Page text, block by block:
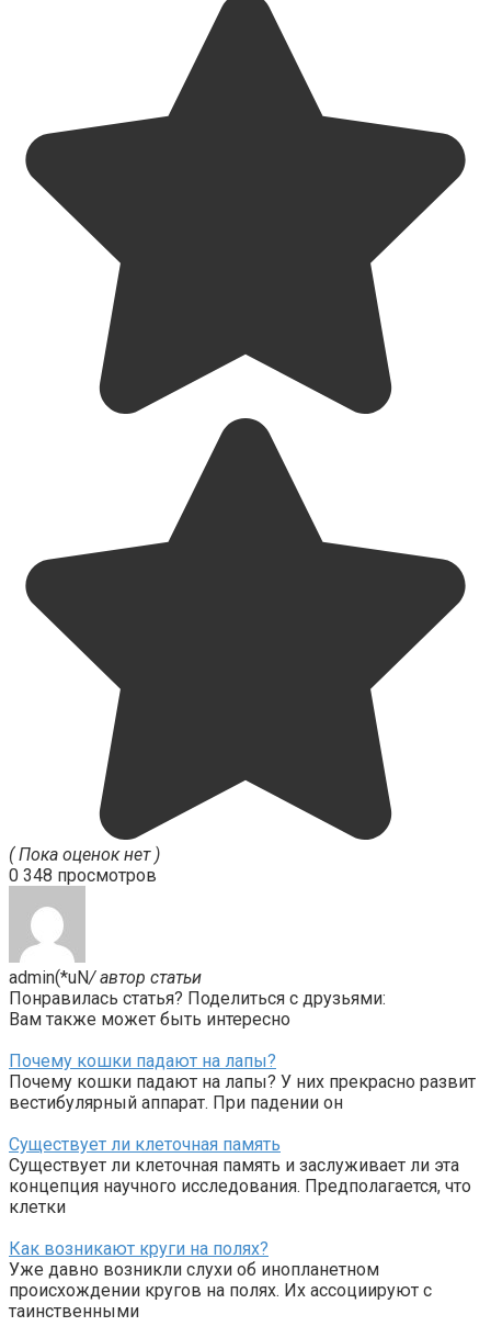
( Пока оценок нет )
0 348 просмотров
admin(*uN/ автор статьи
Понравилась статья? Поделиться с друзьями:
Вам также может быть интересно
Почему кошки падают на лапы?
Почему кошки падают на лапы? У них прекрасно развит
вестибулярный аппарат. При падении он
Существует ли клеточная память
Существует ли клеточная память и заслуживает ли эта
концепция научного исследования. Предполагается, что
клетки
Как возникают круги на полях?
Уже давно возникли слухи об инопланетном
происхождении кругов на полях. Их ассоциируют с
таинственными